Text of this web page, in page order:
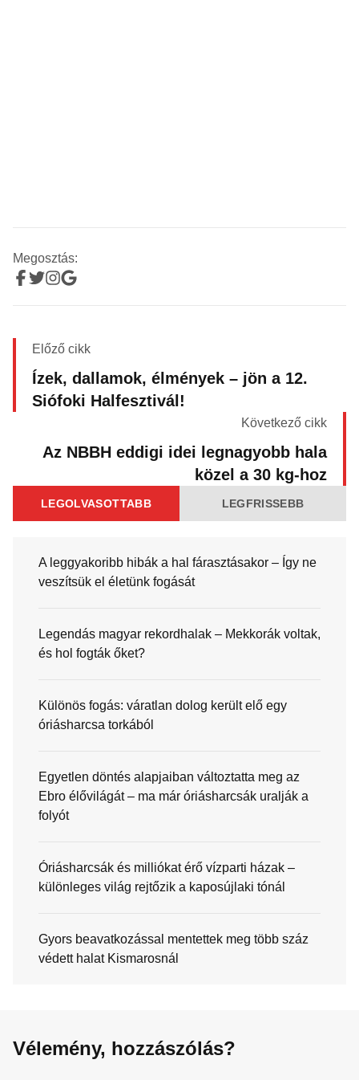
Megosztás:
Előző cikk
Ízek, dallamok, élmények – jön a 12.
Siófoki Halfesztivál!
Következő cikk
Az NBBH eddigi idei legnagyobb hala
közel a 30 kg-hoz
LEGOLVASOTTABB LEGFRISSEBB
A leggyakoribb hibák a hal fárasztásakor – Így ne
veszítsük el életünk fogását
Legendás magyar rekordhalak – Mekkorák voltak,
és hol fogták őket?
Különös fogás: váratlan dolog került elő egy
óriásharcsa torkából
Egyetlen döntés alapjaiban változtatta meg az
Ebro élővilágát – ma már óriásharcsák uralják a
folyót
Óriásharcsák és milliókat érő vízparti házak –
különleges világ rejtőzik a kaposújlaki tónál
Gyors beavatkozással mentettek meg több száz
védett halat Kismarosnál
Vélemény, hozzászólás?